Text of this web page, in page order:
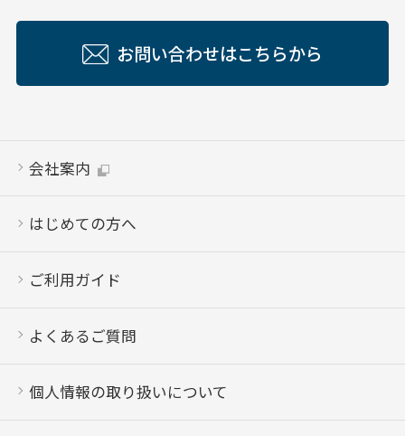
お問い合わせはこちらから
会社案内
はじめての方へ
ご利用ガイド
よくあるご質問
個人情報の取り扱いについて